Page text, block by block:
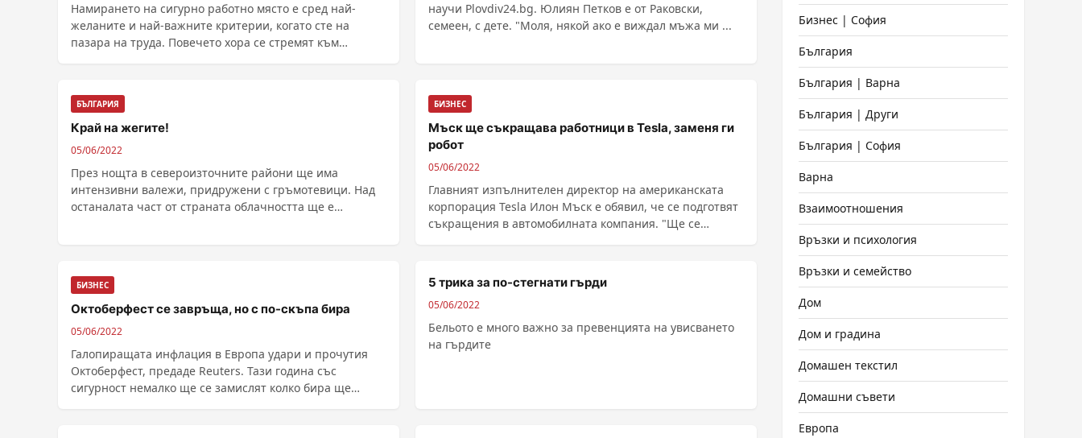
Намирането на сигурно работно място е сред най-
желаните и най-важните критерии, когато сте на
пазара на труда. Повечето хора се стремят към
научи Plovdiv24.bg. Юлиян Петков е от Раковски,
семеен, с дете. "Моля, някой ако е виждал мъжа ми ...
БЪЛГАРИЯ
Край на жегите!
05/06/2022
През нощта в североизточните райони ще има
интензивни валежи, придружени с гръмотевици. Над
останалата част от страната облачността ще е
БИЗНЕС
Мъск ще съкращава работници в Tesla, заменя ги
робот
05/06/2022
Главният изпълнителен директор на американската
корпорация Tesla Илон Мъск e обявил, че се подготвят
съкращения в автомобилната компания. "Ще се
БИЗНЕС
Октоберфест се завръща, но с по-скъпа бира
05/06/2022
Галопиращата инфлация в Европа удари и прочутия
Октоберфест, предаде Reuters. Тази година със
сигурност немалко ще се замислят колко бира ще
5 трика за по-стегнати гърди
05/06/2022
Бельото е много важно за превенцията на увисването
на гърдите
Бизнес | София
България
България | Варна
България | Други
България | София
Варна
Взаимоотношения
Връзки и психология
Връзки и семейство
Дом
Дом и градина
Домашен текстил
Домашни съвети
Европа